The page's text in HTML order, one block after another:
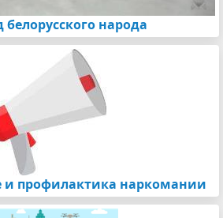
белорусского народа
и профилактика наркомании